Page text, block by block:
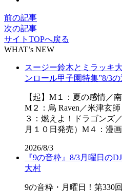
前の記事
次の記事
サイトTOPへ戻る
WHAT’s NEW
スージー鈴木とミラッキ
ンロール甲子園特集”8/3
【起】M１：夏の感情／
M２：烏 Raven／米津玄
３：燃えよ！ドラゴンズ
月１０日発売）M４：漫
2026/8/3
『9の音粋』8/3月曜日の
大村
9の音粋・月曜日！第330